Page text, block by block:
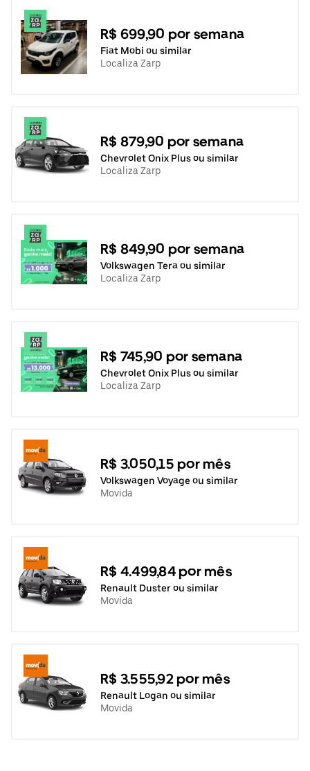
R$ 699,90 por semana
Fiat Mobi ou similar
Localiza Zarp
R$ 879,90 por semana
Chevrolet Onix Plus ou similar
Localiza Zarp
R$ 849,90 por semana
Volkswagen Tera ou similar
Localiza Zarp
R$ 745,90 por semana
Chevrolet Onix Plus ou similar
Localiza Zarp
R$ 3.050,15 por mês
Volkswagen Voyage ou similar
Movida
R$ 4.499,84 por mês
Renault Duster ou similar
Movida
R$ 3.555,92 por mês
Renault Logan ou similar
Movida